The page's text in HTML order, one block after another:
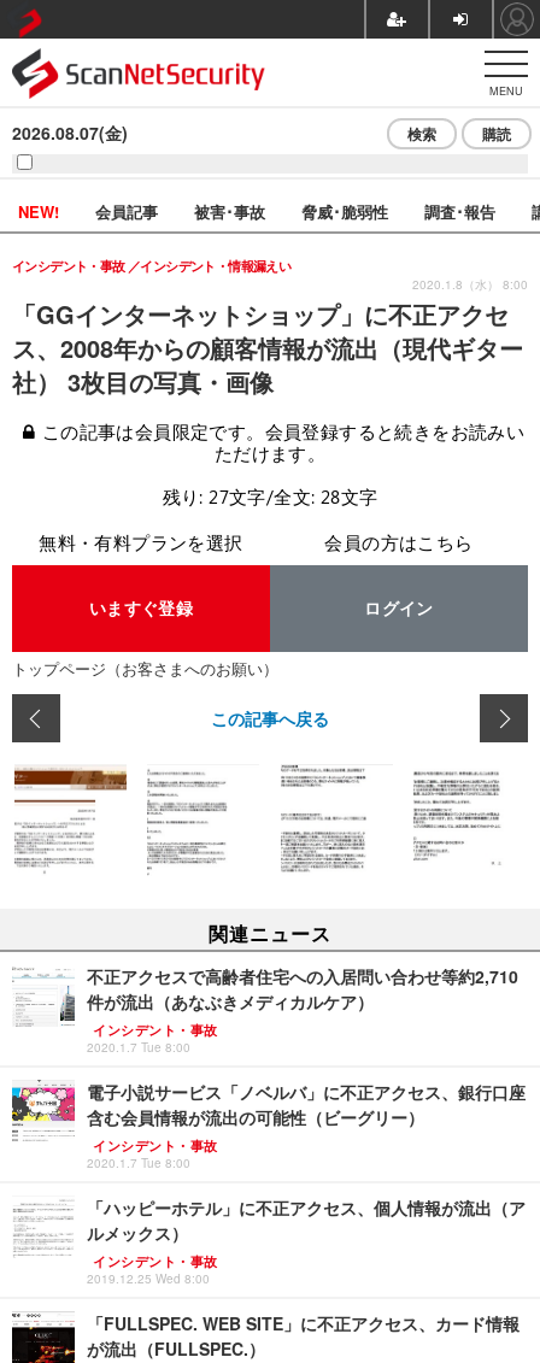
MENU
2026.08.07(金) 検索 購読
NEW! 会員記事 被害･事故 脅威･脆弱性 調査･報告
「GGインターネットショップ」に不正アクセ
ス、2008年からの顧客情報が流出（現代ギター
社） 3枚目の写真・画像
インシデント・事故 インシデント・情報漏えい
2020.1.8（水） 8:00
この記事は会員限定です。会員登録すると続きをお読みい
ただけます。
残り: 27文字/全文: 28文字
無料・有料プランを選択
いますぐ登録
会員の方はこちら
ログイン
トップページ（お客さまへのお願い）
この記事へ戻る
関連ニュース
不正アクセスで高齢者住宅への入居問い合わせ等約2,710
件が流出（あなぶきメディカルケア）
インシデント・事故
2020.1.7 Tue 8:00
電子小説サービス「ノベルバ」に不正アクセス、銀行口座
含む会員情報が流出の可能性（ビーグリー）
インシデント・事故
2020.1.7 Tue 8:00
「ハッピーホテル」に不正アクセス、個人情報が流出（ア
ルメックス）
インシデント・事故
2019.12.25 Wed 8:00
「FULLSPEC. WEB SITE」に不正アクセス、カード情報
が流出（FULLSPEC.）